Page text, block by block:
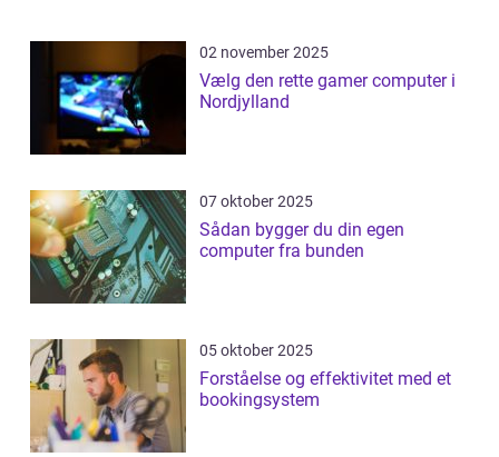
02 november 2025
Vælg den rette gamer computer i
Nordjylland
07 oktober 2025
Sådan bygger du din egen
computer fra bunden
05 oktober 2025
Forståelse og effektivitet med et
bookingsystem